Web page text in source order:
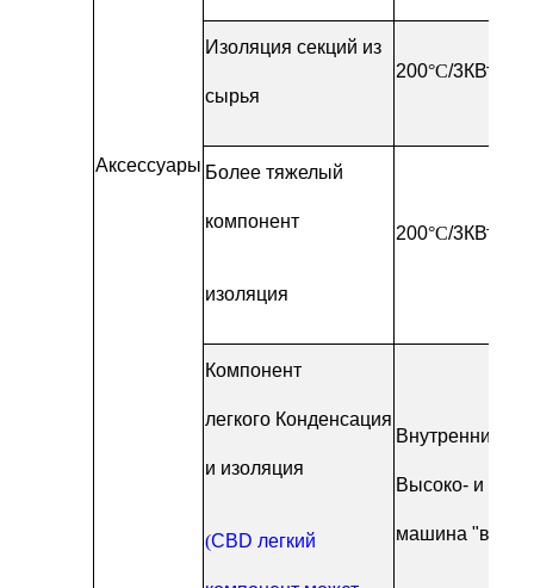
Аксессуары
Изоляция секций из
сырья
200°C/3КВт,
Более тяжелый
компонент
изоляция
200°C/3КВт,
Компонент
легкого Конденсация
и изоляция
(CBD легкий
Внутренний
Высоко- и
машина "все в